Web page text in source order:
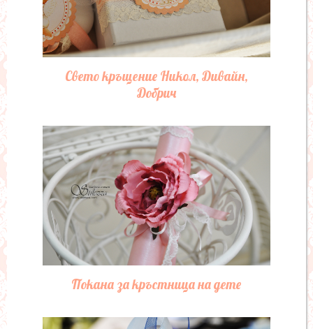
Свето кръщение Никол, Дивайн,
Добрич
Покана за кръстница на дете